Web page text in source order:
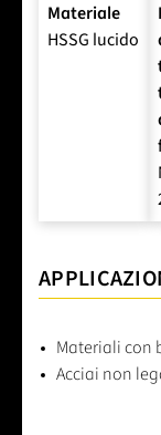
Materiale
HSSG lucido
Materiali con
Acciai non